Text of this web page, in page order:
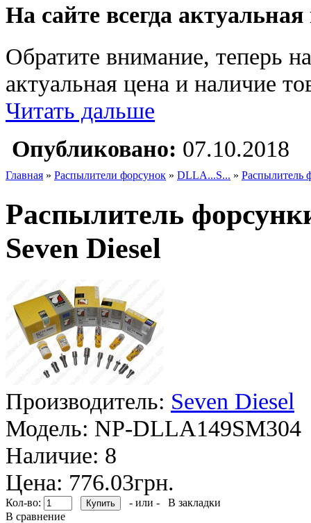
На сайте всегда
Обратите внимание, теперь
актуальная цена и наличие
Читать дальше
Опубликовано: 07.10.2018
Главная » Распылители форсунок » DLLA...S... » Распылитель
Распылитель
Seven Diesel
Производитель: Seven Diesel
Модель: NP-DLLA149SM304
Наличие: 8
Цена: 776.03грн.
Кол-во: - или -
В закладки
В сравнение